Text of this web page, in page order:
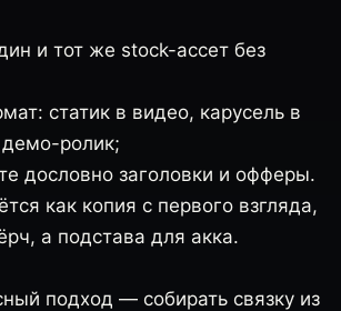
и тот же stock-ассет без
статик в видео, карусель в
демо-ролик;
дословно заголовки и офферы.
как копия с первого взгляда,
а подстава для акка.
подход — собирать связку из